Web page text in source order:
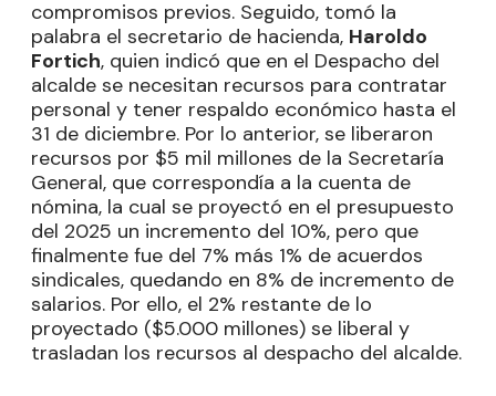
compromisos previos. Seguido, tomó la
palabra el secretario de hacienda, Haroldo
Fortich, quien indicó que en el Despacho del
alcalde se necesitan recursos para contratar
personal y tener respaldo económico hasta el
31 de diciembre. Por lo anterior, se liberaron
recursos por $5 mil millones de la Secretaría
General, que correspondía a la cuenta de
nómina, la cual se proyectó en el presupuesto
del 2025 un incremento del 10%, pero que
finalmente fue del 7% más 1% de acuerdos
sindicales, quedando en 8% de incremento de
salarios. Por ello, el 2% restante de lo
proyectado ($5.000 millones) se liberal y
trasladan los recursos al despacho del alcalde.